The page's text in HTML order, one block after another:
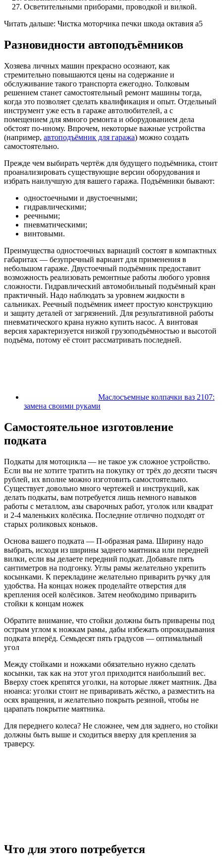
Осветительными приборами, проводкой и вилкой.
Читать дальше: Чистка моторчика печки шкода октавия а5
Разновидности автоподъёмников
Хозяева личных машин прекрасно осознают, как
стремительно повышаются цены на содержание и
обслуживание такого транспорта ежегодно. Толковым
решением станет самостоятельный ремонт машины тогда,
когда это позволяет сделать квалификация и опыт. Отдельный
инструмент уже есть в гараже автолюбителей, а с
помещением для ямного ремонта и оборудованием дела
обстоят по-иному. Впрочем, некоторые важные устройства
(например, автоподъёмник для гаража) можно создать
самостоятельно.
Прежде чем выбирать чертёж для будущего подъёмника, стоит
проанализировать существующие версии оборудования и
избрать наилучшую для вашего гаража. Подъёмники бывают:
одностоечными и двустоечными;
гидравлическими;
реечными;
пневматическими;
винтовыми.
Преимущества одностоечных вариаций состоят в компактных
габаритах — безупречный вариант для применения в
небольшом гараже. Двустоечный подъёмник предоставит
возможность реализовать ремонтные работы любого уровня
сложности. Гидравлический автомобильный подъёмный кран
практичный. Надо наблюдать за уровнем жидкости в
сальниках. Реечный подъёмник имеет простую конструкцию
и защиту деталей от загрязнений. Для результативной работы
пневматического крана нужно купить насос. А винтовая
версия характеризуется низкой грузоподъёмностью и высотой
подъёма, потому её стоит рассматривать последней.
Маслосъемные колпачки ваз 2107:
замена своими руками
Самостоятельное изготовление
подката
Подкаты для мотоцикла — не такое уж сложное устройство.
Если вы не хотите тратить на покупку от трёх до десяти тысяч
рублей, их вполне можно изготовить самостоятельно.
Существует довольно много чертежей и инструкций, как
делать подкаты, вам потребуется лишь немного навыков
работы с металлом, азы сварочных работ, уголок или квадрат
и 2-4 маленьких колёсика. Последние отлично подходят от
старых роликовых коньков.
Основа вашего подката — П-образная рама. Ширину надо
выбрать, исходя из ширины заднего маятника или передней
вилки, если вы делаете передний подкат. Добавьте пять
сантиметров на подгонку. Углы рамы желательно укрепить
косынками. К перекладине желательно приварить ручку для
удобства. На концах ножек проделайте отверстия для
крепления осей колёсиков. Затем необходимо приварить
стойки к концам ножек
Обратите внимание, что стойки должны быть приварены под
острым углом к ножкам рамы, дабы избежать опрокидывания
подката вперёд. Семьдесят пять градусов — оптимальный
угол
Между стойками и ножками обязательно нужно сделать
косынки, так как на этот угол приходится наибольший вес.
Вверху стоек крепятся уголки, на которые ляжет маятник. Два
нюанса: уголки стоит не приваривать жёстко, а разместить на
осях вращения, и желательно покрыть резиной, чтобы не
царапать покрытие маятника.
Для переднего колеса? Не сложнее, чем для заднего, но стойки
должны быть выше и сходиться вверху для крепления за
траверсу.
Что для этого потребуется